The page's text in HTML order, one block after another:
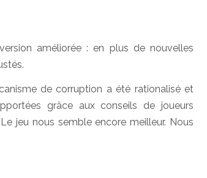
améliorée : en plus de nouvelles
de corruption a été rationalisé et
grâce aux conseils de joueurs
jeu nous semble encore meilleur. Nous